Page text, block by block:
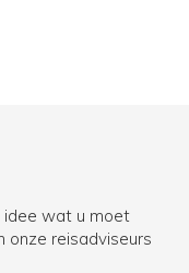
idee wat u moet
onze reisadviseurs